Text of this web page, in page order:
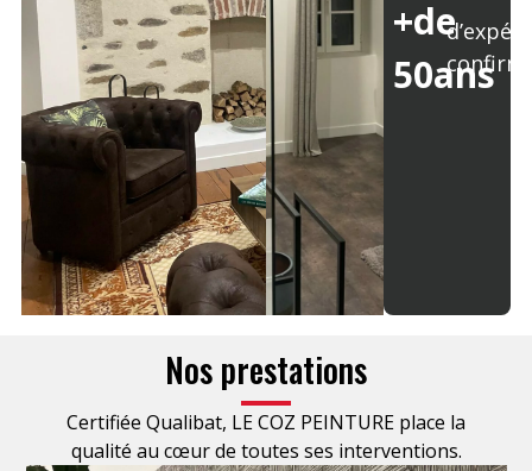
+de
50ans
Nos prestations
Certifiée Qualibat, LE COZ PEINTURE place la
qualité au cœur de toutes ses interventions.